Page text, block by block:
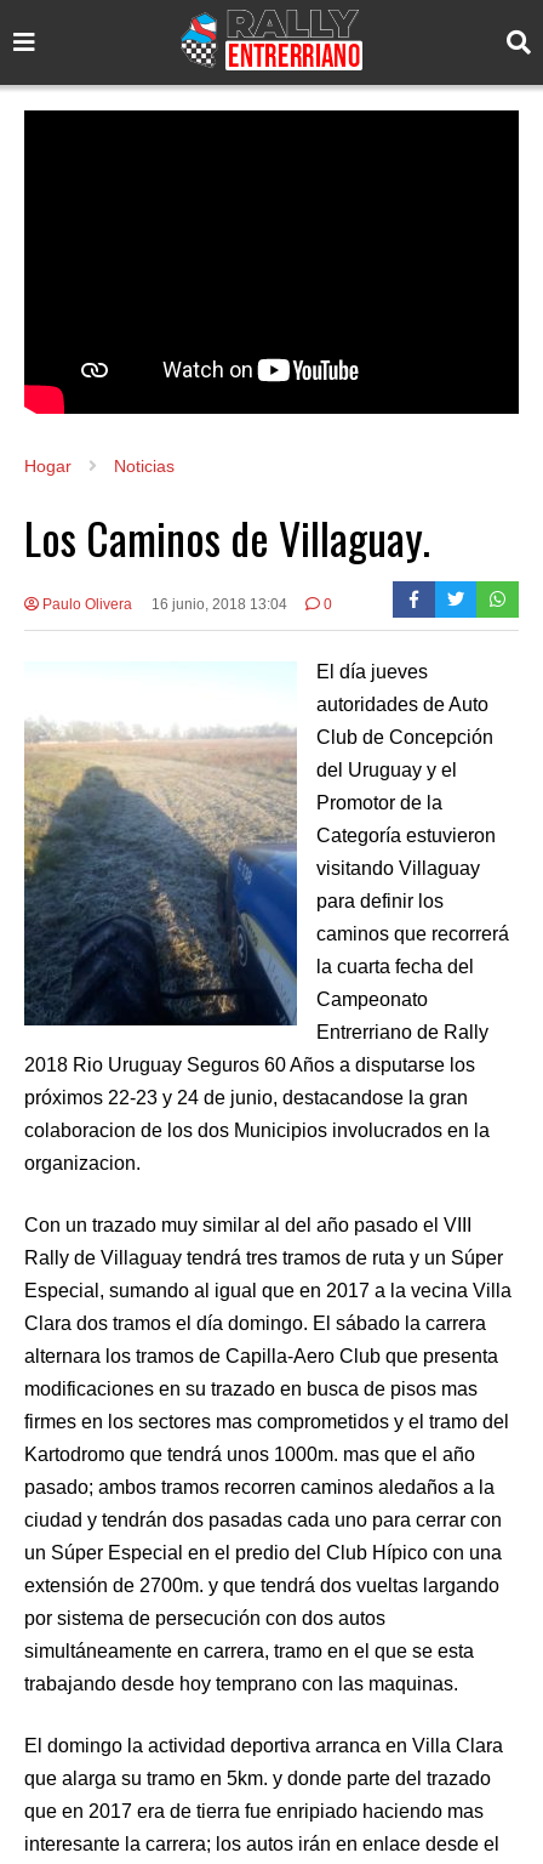
Hogar Noticias
Los Caminos de Villaguay.
Paulo Olivera 16 junio, 2018 13:04 0
El día jueves
autoridades de Auto
Club de Concepción
del Uruguay y el
Promotor de la
Categoría estuvieron
visitando Villaguay
para definir los
caminos que recorrerá
la cuarta fecha del
Campeonato
Entrerriano de Rally
2018 Rio Uruguay Seguros 60 Años a disputarse los
próximos 22-23 y 24 de junio, destacandose la gran
colaboracion de los dos Municipios involucrados en la
organizacion.
Con un trazado muy similar al del año pasado el VIII
Rally de Villaguay tendrá tres tramos de ruta y un Súper
Especial, sumando al igual que en 2017 a la vecina Villa
Clara dos tramos el día domingo. El sábado la carrera
alternara los tramos de Capilla-Aero Club que presenta
modificaciones en su trazado en busca de pisos mas
firmes en los sectores mas comprometidos y el tramo del
Kartodromo que tendrá unos 1000m. mas que el año
pasado; ambos tramos recorren caminos aledaños a la
ciudad y tendrán dos pasadas cada uno para cerrar con
un Súper Especial en el predio del Club Hípico con una
extensión de 2700m. y que tendrá dos vueltas largando
por sistema de persecución con dos autos
simultáneamente en carrera, tramo en el que se esta
trabajando desde hoy temprano con las maquinas.
El domingo la actividad deportiva arranca en Villa Clara
que alarga su tramo en 5km. y donde parte del trazado
que en 2017 era de tierra fue enripiado haciendo mas
interesante la carrera; los autos irán en enlace desde el